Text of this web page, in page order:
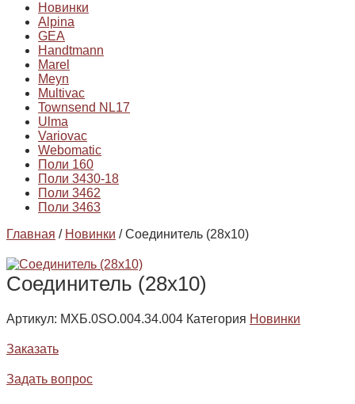
Новинки
Alpina
GEA
Handtmann
Marel
Meyn
Multivac
Townsend NL17
Ulma
Variovac
Webomatic
Поли 160
Поли 3430-18
Поли 3462
Поли 3463
Главная / Новинки / Соединитель (28х10)
Соединитель (28х10)
Артикул: МХБ.0SO.004.34.004 Категория Новинки
Заказать
Задать вопрос